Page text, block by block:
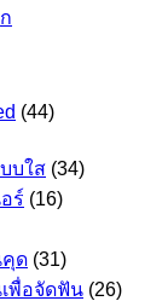
(44)
บใส (34)
ร์ (16)
ด (31)
พื่อจัดฟัน (26)